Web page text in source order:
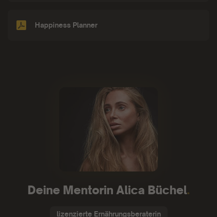
Happiness Planner
Deine Mentorin Alica Büchel.
lizenzierte Ernährungsberaterin